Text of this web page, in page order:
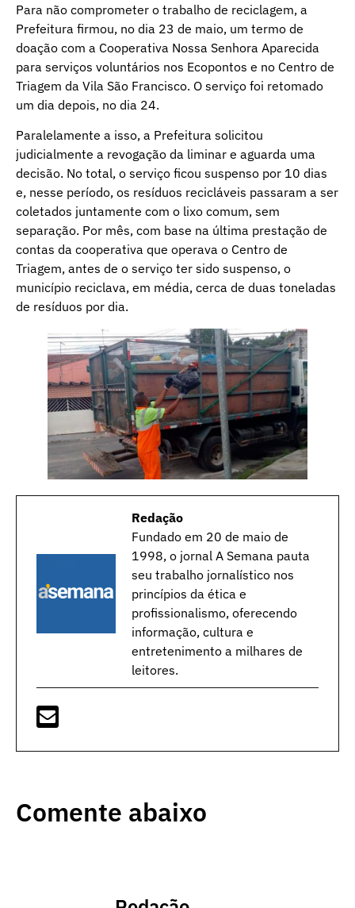
Para não comprometer o trabalho de reciclagem, a
Prefeitura firmou, no dia 23 de maio, um termo de
doação com a Cooperativa Nossa Senhora Aparecida
para serviços voluntários nos Ecopontos e no Centro de
Triagem da Vila São Francisco. O serviço foi retomado
um dia depois, no dia 24.
Paralelamente a isso, a Prefeitura solicitou
judicialmente a revogação da liminar e aguarda uma
decisão. No total, o serviço ficou suspenso por 10 dias
e, nesse período, os resíduos recicláveis passaram a ser
coletados juntamente com o lixo comum, sem
separação. Por mês, com base na última prestação de
contas da cooperativa que operava o Centro de
Triagem, antes de o serviço ter sido suspenso, o
município reciclava, em média, cerca de duas toneladas
de resíduos por dia.
Redação
Fundado em 20 de maio de
1998, o jornal A Semana pauta
seu trabalho jornalístico nos
princípios da ética e
profissionalismo, oferecendo
informação, cultura e
entretenimento a milhares de
leitores.
Comente abaixo